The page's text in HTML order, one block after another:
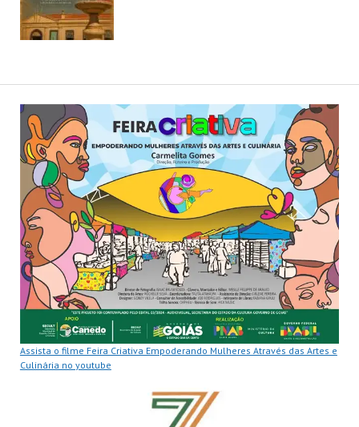
Assista o filme Feira Criativa Empoderando Mulheres Através das Artes e
Culinária no youtube